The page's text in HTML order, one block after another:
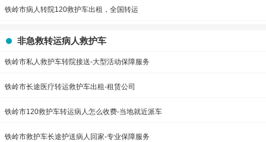
铁岭市病人转院120救护车出租，全国转运
非急救转运病人救护车
铁岭市私人救护车转院接送-大型活动保障服务
铁岭市长途医疗转运救护车出租-租赁公司
铁岭市120救护车转运病人怎么收费-当地就近派车
铁岭市救护车长途护送病人回家-专业保障服务